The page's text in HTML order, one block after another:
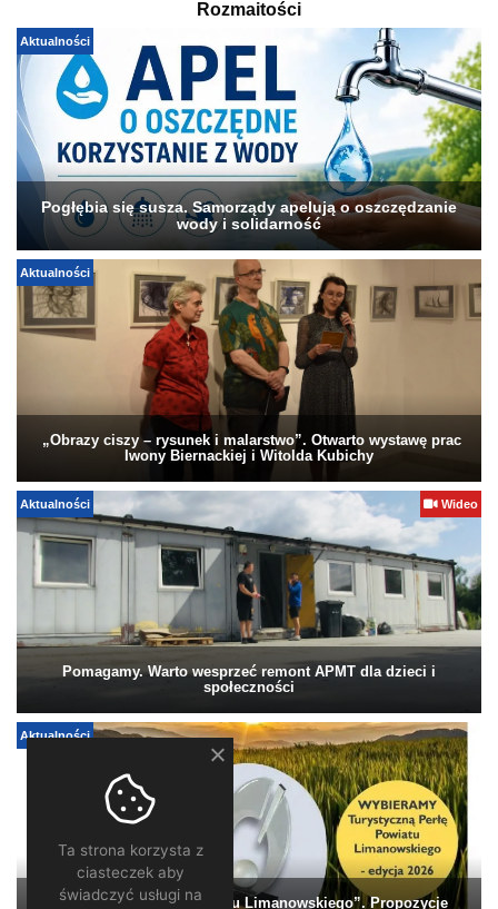
Rozmaitości
Aktualności
Pogłębia się susza. Samorządy apelują o oszczędzanie
wody i solidarność
Aktualności
„Obrazy ciszy – rysunek i malarstwo”. Otwarto wystawę prac
Iwony Biernackiej i Witolda Kubichy
Aktualności Wideo
Pomagamy. Warto wesprzeć remont APMT dla dzieci i
społeczności
Aktualności
„Turystyczna Perła Powiatu Limanowskiego”. Propozycje
Ta strona korzysta z
ciasteczek aby
świadczyć usługi na